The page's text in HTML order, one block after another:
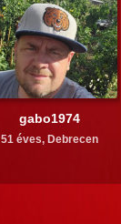
gabo1974
51 éves, Debrecen